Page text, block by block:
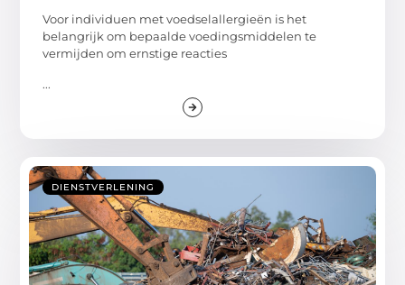
Voor individuen met voedselallergieën is het
belangrijk om bepaalde voedingsmiddelen te
vermijden om ernstige reacties
...
DIENSTVERLENING